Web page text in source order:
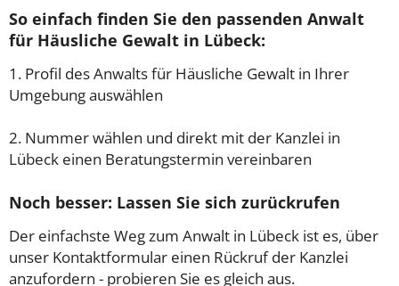
So einfach finden Sie den passenden Anwalt
für Häusliche Gewalt in Lübeck:
1. Profil des Anwalts für Häusliche Gewalt in Ihrer
Umgebung auswählen
2. Nummer wählen und direkt mit der Kanzlei in
Lübeck einen Beratungstermin vereinbaren
Noch besser: Lassen Sie sich zurückrufen
Der einfachste Weg zum Anwalt in Lübeck ist es, über
unser Kontaktformular einen Rückruf der Kanzlei
anzufordern - probieren Sie es gleich aus.